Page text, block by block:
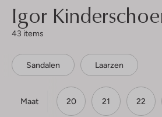
Igor
43 items
Sandalen Laarzen
Maat 20 21 22